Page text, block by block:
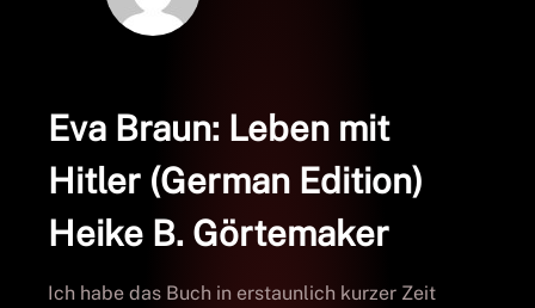
Eva Braun: Leben mit
Hitler (German Edition)
Heike B. Görtemaker
Ich habe das Buch in erstaunlich kurzer Zeit